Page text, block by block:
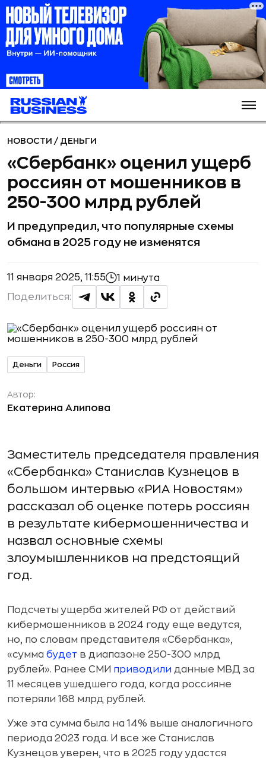
НОВОСТИ / ДЕНЬГИ
«Сбербанк» оценил ущерб
россиян от мошенников в
250-300 млрд рублей
И предупредил, что популярные схемы
обмана в 2025 году не изменятся
11 января 2025, 11:55 1 минута
Поделиться:
Деньги Россия
Автор:
Екатерина Алипова
Заместитель председателя правления
«Сбербанка» Станислав Кузнецов в
большом интервью «РИА Новостям»
рассказал об оценке потерь россиян
в результате кибермошенничества и
назвал основные схемы
злоумышленников на предстоящий
год.
Подсчеты ущерба жителей РФ от действий
кибермошенников в 2024 году еще ведутся,
но, по словам представителя «Сбербанка»,
«сумма будет в диапазоне 250-300 млрд
рублей». Ранее СМИ приводили данные МВД за
11 месяцев ушедшего года, когда россияне
потеряли 168 млрд рублей.
Уже эта сумма была на 14% выше аналогичного
периода 2023 года. И все же Станислав
Кузнецов уверен, что в 2025 году удастся